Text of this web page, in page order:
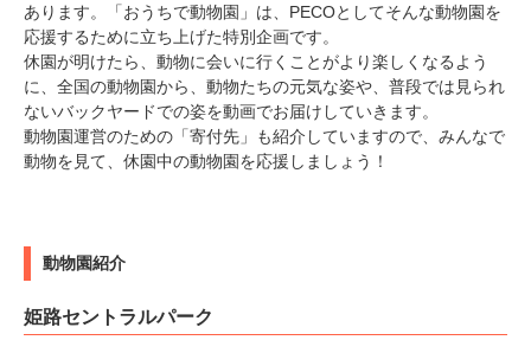
あります。「おうちで動物園」は、PECOとしてそんな動物園を
応援するために立ち上げた特別企画です。
休園が明けたら、動物に会いに行くことがより楽しくなるよう
に、全国の動物園から、動物たちの元気な姿や、普段では見られ
ないバックヤードでの姿を動画でお届けしていきます。
動物園運営のための「寄付先」も紹介していますので、みんなで
動物を見て、休園中の動物園を応援しましょう！
動物園紹介
姫路セントラルパーク